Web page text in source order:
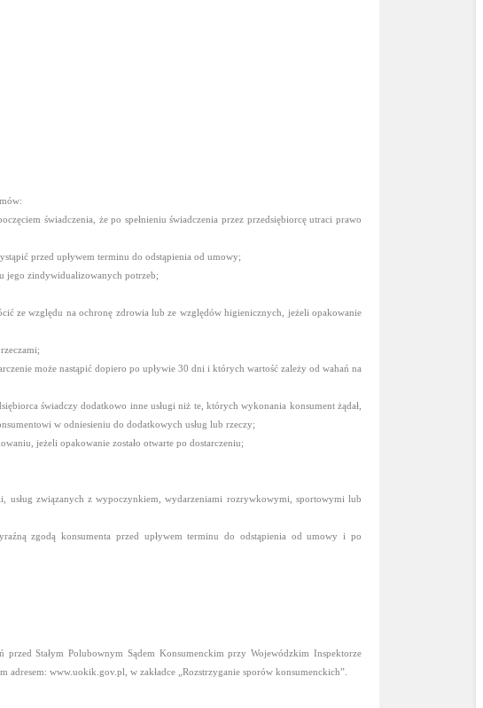
świadczenia, że po spełnieniu świadczenia przez przedsiębiorcę utraci prawo
przed upływem terminu do odstąpienia od umowy;
jego zindywidualizowanych potrzeb;
ze względu na ochronę zdrowia lub ze względów higienicznych, jeżeli opakowanie
może nastąpić dopiero po upływie 30 dni i których wartość zależy od wahań na
świadczy dodatkowo inne usługi niż te, których wykonania konsument żądał,
w odniesieniu do dodatkowych usług lub rzeczy;
jeżeli opakowanie zostało otwarte po dostarczeniu;
usług związanych z wypoczynkiem, wydarzeniami rozrywkowymi, sportowymi lub
zgodą konsumenta przed upływem terminu do odstąpienia od umowy i po
Stałym Polubownym Sądem Konsumenckim przy Wojewódzkim Inspektorze
www.uokik.gov.pl, w zakładce „Rozstrzyganie sporów konsumenckich”.